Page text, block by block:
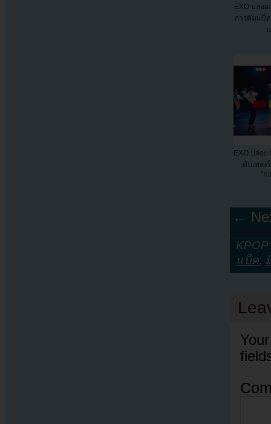
EXO ปล่อ
การคัมแบ็
EXO ปล่อย
เต้นเพลง
←
แบ็ค,